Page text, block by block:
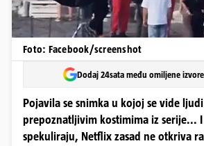
Foto: Facebook/screenshot
Dodaj 24sata među omiljene
Pojavila se snimka u kojoj se vide
prepoznatljivim kostimima iz serije...
spekuliraju, Netflix zasad ne otkriva